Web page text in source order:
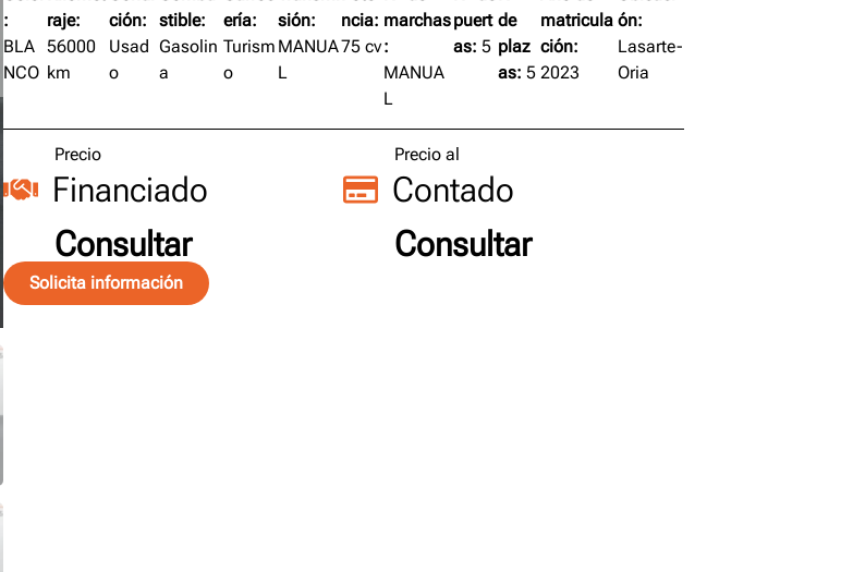
:
BLA
NCO
raje:
56000
km
ción:
Usad
o
stible:
Gasolin
a
ería:
Turism
o
sión:
MANUA
L
ncia:
75 cv
marchas
:
MANUA
L
puert
as:5
de
plaz
as:5
matricula
ción:
2023
ón:
Lasarte-
Oria
Precio
Financiado
Consultar
Precio al
Contado
Consultar
Solicita información